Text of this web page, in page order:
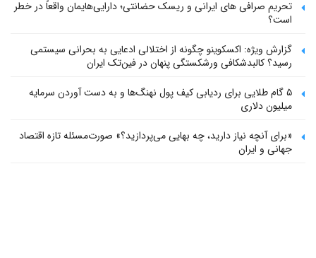
تحریم صرافی های ایرانی و ریسک حضانتی؛ دارایی‌هایمان واقعاً در خطر
است؟
گزارش ویژه: اکسکوینو چگونه از اختلالی ادعایی به بحرانی سیستمی
رسید؟ کالبدشکافی ورشکستگی پنهان در فین‌تک ایران
۵ گام طلایی برای ردیابی کیف پول‌ نهنگ‌ها و به دست آوردن سرمایه
میلیون دلاری
«برای آنچه نیاز دارید، چه بهایی می‌پردازید؟» صورت‌مسئله تازه اقتصاد
جهانی و ایران